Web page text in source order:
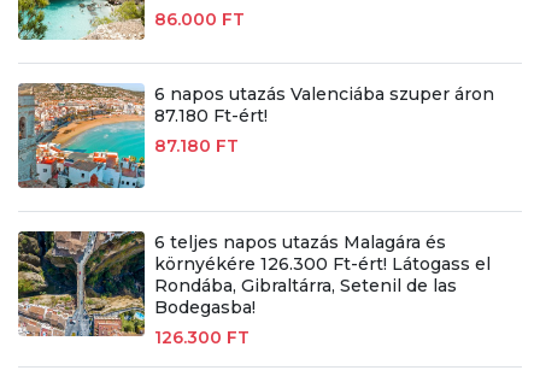
86.000 FT
6 napos utazás Valenciába szuper áron
87.180 Ft-ért!
87.180 FT
6 teljes napos utazás Malagára és
környékére 126.300 Ft-ért! Látogass el
Rondába, Gibraltárra, Setenil de las
Bodegasba!
126.300 FT